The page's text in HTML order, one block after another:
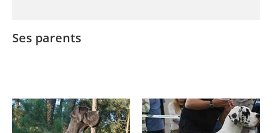
Ses parents